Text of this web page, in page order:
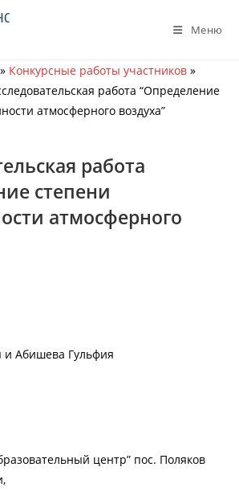
Меню
» Конкурсные работы участников »
работа “Определение
атмосферного воздуха”
работа
степени
атмосферного
Абишева Гульфия
центр” пос. Поляков